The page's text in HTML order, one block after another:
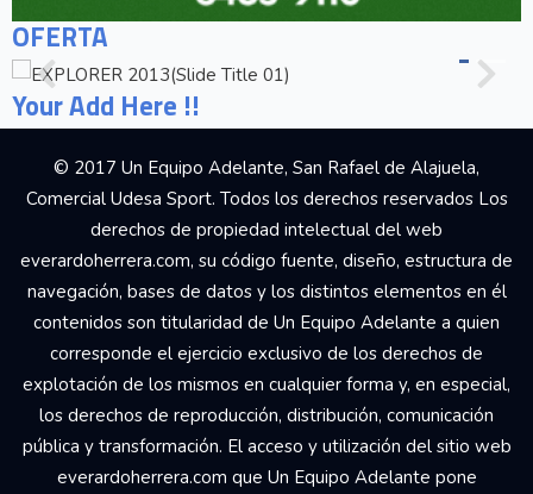
OFERTA
Your Add Here !!
© 2017 Un Equipo Adelante, San Rafael de Alajuela,
Comercial Udesa Sport. Todos los derechos reservados Los
derechos de propiedad intelectual del web
everardoherrera.com, su código fuente, diseño, estructura de
navegación, bases de datos y los distintos elementos en él
contenidos son titularidad de Un Equipo Adelante a quien
corresponde el ejercicio exclusivo de los derechos de
explotación de los mismos en cualquier forma y, en especial,
los derechos de reproducción, distribución, comunicación
pública y transformación. El acceso y utilización del sitio web
everardoherrera.com que Un Equipo Adelante pone